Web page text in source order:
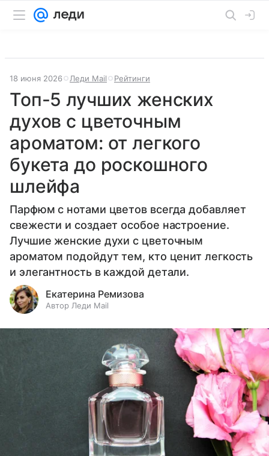
18 июня 2026 Леди Mail Рейтинги
Топ-5 лучших женских
духов с цветочным
ароматом: от легкого
букета до роскошного
шлейфа
Парфюм с нотами цветов всегда добавляет
свежести и создает особое настроение.
Лучшие женские духи с цветочным
ароматом подойдут тем, кто ценит легкость
и элегантность в каждой детали.
Екатерина Ремизова
Автор Леди Mail